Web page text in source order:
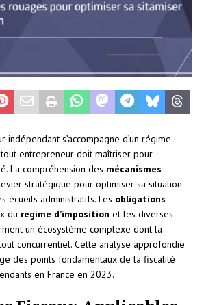
indépendant s’accompagne d’un régime
entrepreneur doit maîtriser pour
La compréhension des mécanismes
stratégique pour optimiser sa situation
écueils administratifs. Les obligations
du régime d’imposition et les diverses
un écosystème complexe dont la
concurrentiel. Cette analyse approfondie
des points fondamentaux de la fiscalité
en France en 2023.